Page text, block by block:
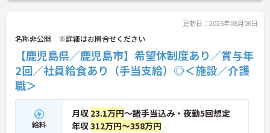
更新日：2026年08月06日
名称非公開 ※詳細はお問合せください
【鹿児島県／鹿児島市】希望休制度あり／賞与年
2回／社員給食あり（手当支給）◎＜施設／介護
職＞
給料
月収 23.1万円～諸手当込み・夜勤5回想定
年収312万円～358万円